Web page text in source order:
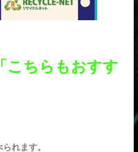
こちらもおすす
れます。